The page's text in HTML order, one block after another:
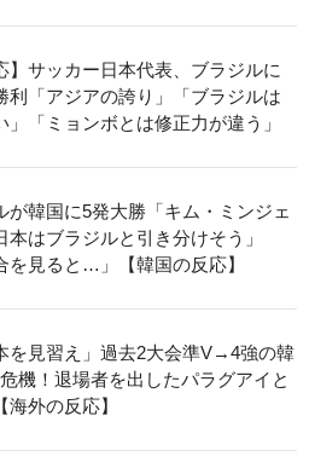
】サッカー日本代表、ブラジルに
利「アジアの誇り」「ブラジルは
」「ミョンボとは修正力が違う」
が韓国に5発大勝「キム・ミンジェ
本はブラジルと引き分けそう」
を見ると…」【韓国の反応】
を見習え」過去2大会準V→4強の韓
機！退場者を出したパラグアイと
外の反応】